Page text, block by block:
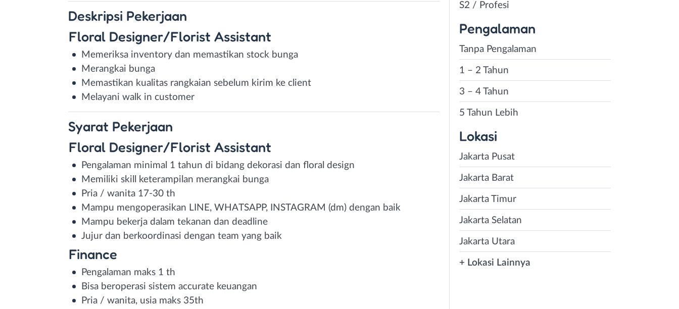
Deskripsi Pekerjaan
Floral Designer/Florist Assistant
Memeriksa inventory dan memastikan stock bunga
Merangkai bunga
Memastikan kualitas rangkaian sebelum kirim ke client
Melayani walk in customer
Syarat Pekerjaan
Floral Designer/Florist Assistant
Pengalaman minimal 1 tahun di bidang dekorasi dan floral design
Memiliki skill keterampilan merangkai bunga
Pria / wanita 17-30 th
Mampu mengoperasikan LINE, WHATSAPP, INSTAGRAM (dm) dengan baik
Mampu bekerja dalam tekanan dan deadline
Jujur dan berkoordinasi dengan team yang baik
Finance
Pengalaman maks 1 th
Bisa beroperasi sistem accurate keuangan
Pria / wanita, usia maks 35th
S2 / Profesi
Pengalaman
Tanpa Pengalaman
1 – 2 Tahun
3 – 4 Tahun
5 Tahun Lebih
Lokasi
Jakarta Pusat
Jakarta Barat
Jakarta Timur
Jakarta Selatan
Jakarta Utara
+ Lokasi Lainnya